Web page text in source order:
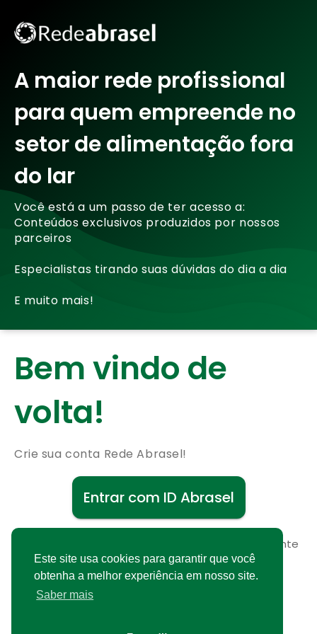
Este site usa cookies para garantir que você
obtenha a melhor experiência em nosso site.
Saber mais
A maior rede profissional
para quem empreende no
setor de alimentação fora
do lar
Você está a um passo de ter acesso a:
Conteúdos exclusivos produzidos por nossos
parceiros
Especialistas tirando suas dúvidas do dia a dia
E muito mais!
Bem vindo de
volta!
Crie sua conta Rede Abrasel!
Entrar com ID Abrasel
Cadastre-se gratuitamente